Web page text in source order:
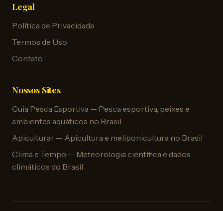
Legal
Política de Privacidade
Termos de Uso
Contato
Nossos Sites
Guia Pesca Esportiva — Pesca esportiva, peixes e
ambientes aquáticos no Brasil
Apiculturar — Apicultura e meliponicultura no Brasil
Clima e Tempo — Meteorologia científica e dados
climáticos do Brasil